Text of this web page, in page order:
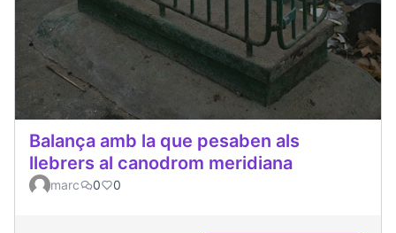
Balança amb la que pesaben als
llebrers al canodrom meridiana
marc 0 0